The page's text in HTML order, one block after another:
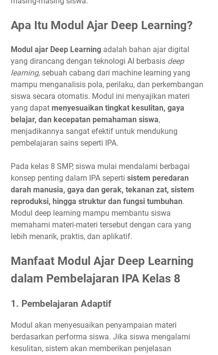
Apa Itu Modul Ajar Deep Learning?
Modul ajar Deep Learning adalah bahan ajar digital
yang dirancang dengan teknologi AI berbasis deep
learning, sebuah cabang dari machine learning yang
mampu menganalisis pola, perilaku, dan perkembangan
siswa secara otomatis. Modul ini menyajikan materi
yang dapat menyesuaikan tingkat kesulitan, gaya
belajar, dan kecepatan pemahaman siswa,
menjadikannya sangat efektif untuk mendukung
pembelajaran sains seperti IPA.
Pada kelas 8 SMP, siswa mulai mendalami berbagai
konsep penting dalam IPA seperti sistem peredaran
darah manusia, gaya dan gerak, tekanan zat, sistem
reproduksi, hingga struktur dan fungsi tumbuhan.
Modul deep learning mampu membantu siswa
memahami materi-materi tersebut dengan cara yang
lebih menarik, praktis, dan aplikatif.
Manfaat Modul Ajar Deep Learning
dalam Pembelajaran IPA Kelas 8
1. Pembelajaran Adaptif
Modul akan menyesuaikan penyampaian materi
berdasarkan performa siswa. Jika siswa mengalami
kesulitan, sistem akan memberikan penjelasan